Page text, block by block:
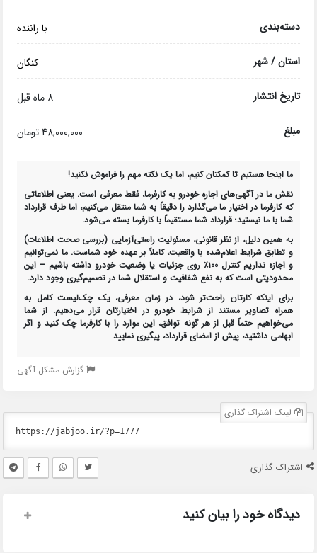
دسته‌بندی با راننده
استان / شهر کنگان
تاریخ انتشار 8 ماه قبل
مبلغ 48,000,000 تومان
ما اینجا هستیم تا کمکتان کنیم، اما یک نکته مهم را فراموش نکنید!
نقش ما در آگهی‌های اجاره خودرو به کارفرما، فقطمعرفی است. یعنی اطلاعاتی
که کارفرما در اختیار ما می‌گذارد را دقیقاً به شما منتقل می‌کنیم، اماطرف قرارداد
شما با ما نیستید؛ قرارداد شما مستقیماً با کارفرما بسته می‌شود.
به همین دلیل، از نظر قانونی، مسئولیت راستی‌آزمایی (بررسی صحت اطلاعات)
و تطابق شرایط اعلام‌شده با واقعیت، کاملاً بر عهده خود شماست. ما نمی‌توانیم
و اجازه نداریم کنترل ۱۰۰٪ روی جزئیات یا وضعیت خودرو داشته باشیم – این
محدودیتی است که به نفع شفافیت و استقلال شما در تصمیم‌گیری وجود دارد.
برای اینکه کارتان راحت‌تر شود، در زمان معرفی، یکچک‌لیست کامل به
همراهتصاویر مستند از شرایط خودرودر اختیارتان قرار می‌دهیم. از شما
می‌خواهیم حتماً قبل از هر گونه توافق، این موارد را با کارفرما چک کنید و اگر
ابهامی داشتید، پیش از امضای قرارداد، پیگیری نمایید
گزارش مشکل آگهی
لینک اشتراک گذاری
اشتراک گذاری
دیدگاه خود را بیان کنید